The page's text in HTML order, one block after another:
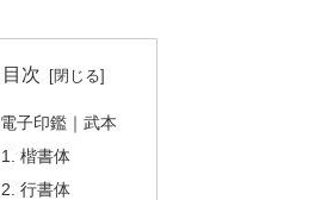
目次
電子印鑑｜武本
楷書体
行書体